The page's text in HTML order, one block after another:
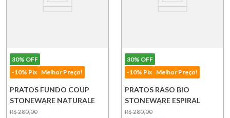
30% OFF
-10% Pix Melhor Preço!
PRATOS FUNDO COUP
STONEWARE NATURALE
VERDE 6 PEÇAS
R$280,00
30% OFF
-10% Pix Melhor Preço!
PRATOS RASO BIO
STONEWARE ESPIRAL
PRETO 6 PEÇAS
R$280,00